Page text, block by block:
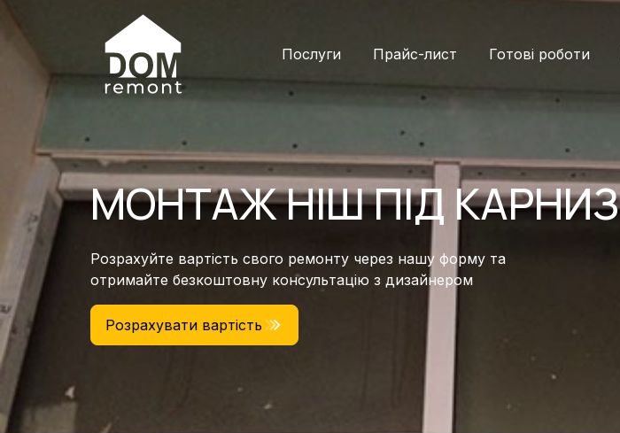
Послуги Прайс-лист Готові роботи
МОНТАЖ НІШ ПІД КАРНИЗ
Розрахуйте вартість свого ремонту через нашу форму та
отримайте безкоштовну консультацію з дизайнером
Розрахувати вартість